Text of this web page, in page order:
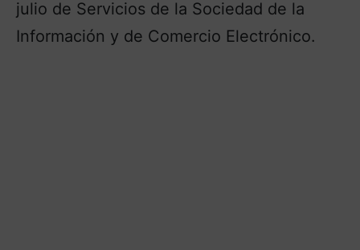
julio de Servicios de la Sociedad de la
Información y de Comercio Electrónico.